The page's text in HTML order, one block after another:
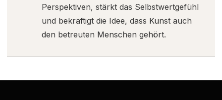
Perspektiven, stärkt das Selbstwertgefühl
und bekräftigt die Idee, dass Kunst auch
den betreuten Menschen gehört.